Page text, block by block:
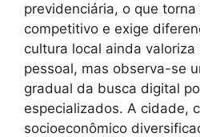
previdenciária, o que
competitivo e exige
cultura local ainda
pessoal, mas observa-se
gradual da busca digital
especializados. A cidade,
socioeconômico